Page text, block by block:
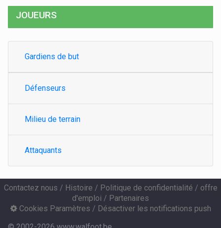
JOUEURS
Gardiens de but
Défenseurs
Milieu de terrain
Attaquants
Contactez nous / Histoire / Politique de confidentialité / offre
d'emploi / Partenaires
Cookies Paramètres / Désactiver les notifications push